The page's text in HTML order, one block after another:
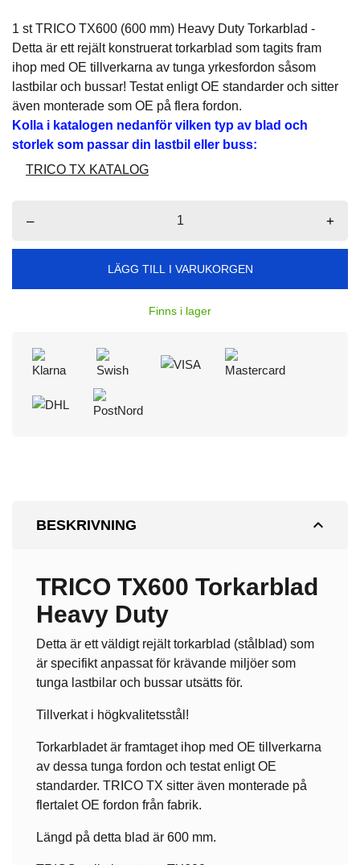
1 st TRICO TX600 (600 mm) Heavy Duty Torkarblad -
Detta är ett rejält konstruerat torkarblad som tagits fram
ihop med OE tillverkarna av tunga yrkesfordon såsom
lastbilar och bussar! Testat enligt OE standarder och sitter
även monterade som OE på flera fordon.
Kolla i katalogen nedanför vilken typ av blad och
storlek som passar din lastbil eller buss:
TRICO TX KATALOG
– +
LÄGG TILL I VARUKORGEN
Finns i lager
expand_less
BESKRIVNING
TRICO TX600 Torkarblad
Heavy Duty
Detta är ett väldigt rejält torkarblad (stålblad) som
är specifikt anpassat för krävande miljöer som
tunga lastbilar och bussar utsätts för.
Tillverkat i högkvalitetsstål!
Torkarbladet är framtaget ihop med OE tillverkarna
av dessa tunga fordon och testat enligt OE
standarder. TRICO TX sitter även monterade på
flertalet OE fordon från fabrik.
Längd på detta blad är 600 mm.